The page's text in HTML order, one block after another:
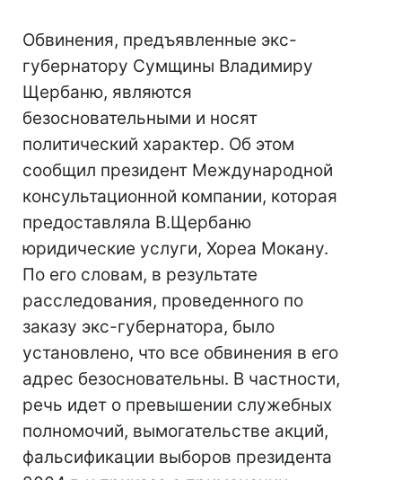
Обвинения, предъявленные экс-
губернатору Сумщины Владимиру
Щербаню, являются
безосновательными и носят
политический характер. Об этом
сообщил президент Международной
консультационной компании, которая
предоставляла В.Щербаню
юридические услуги, Хореа Мокану.
По его словам, в результате
расследования, проведенного по
заказу экс-губернатора, было
установлено, что все обвинения в его
адрес безосновательны. В частности,
речь идет о превышении служебных
полномочий, вымогательстве акций,
фальсификации выборов президента